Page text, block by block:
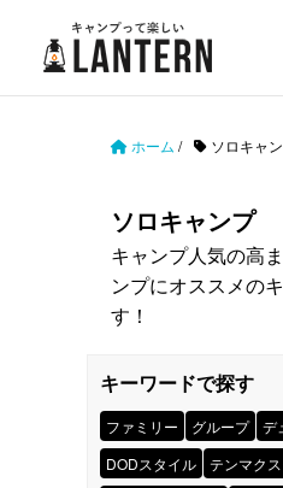
ホーム / ソロキャ
ソロキャンプ
キャンプ人気の高
ンプにオススメの
す！
キーワードで探す
ファミリー グループ デ
DODスタイル
テンマク